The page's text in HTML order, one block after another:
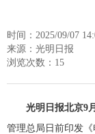
时间：2025/09/07
来源：光明日报
浏览次数： 15
光明日报北京9
管理总局日前印发